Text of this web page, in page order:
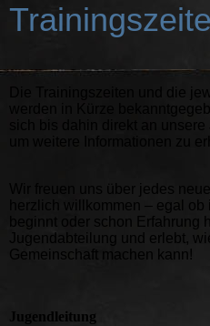
Die Trainingszeiten und die
werden in Kürze
sich bis dahin direkt an
um weitere Informationen zu
Wir freuen uns über jedes
herzlich willkommen – egal
beginnt oder schon Erfahrung
Jugendabteilung und erlebt,
Gemeinschaft machen kann!
Jugendleitung